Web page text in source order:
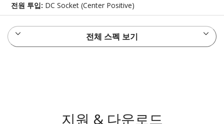
전원 투입: DC Socket (Center Positive)
전체 스펙 보기
지원 & 다운로드